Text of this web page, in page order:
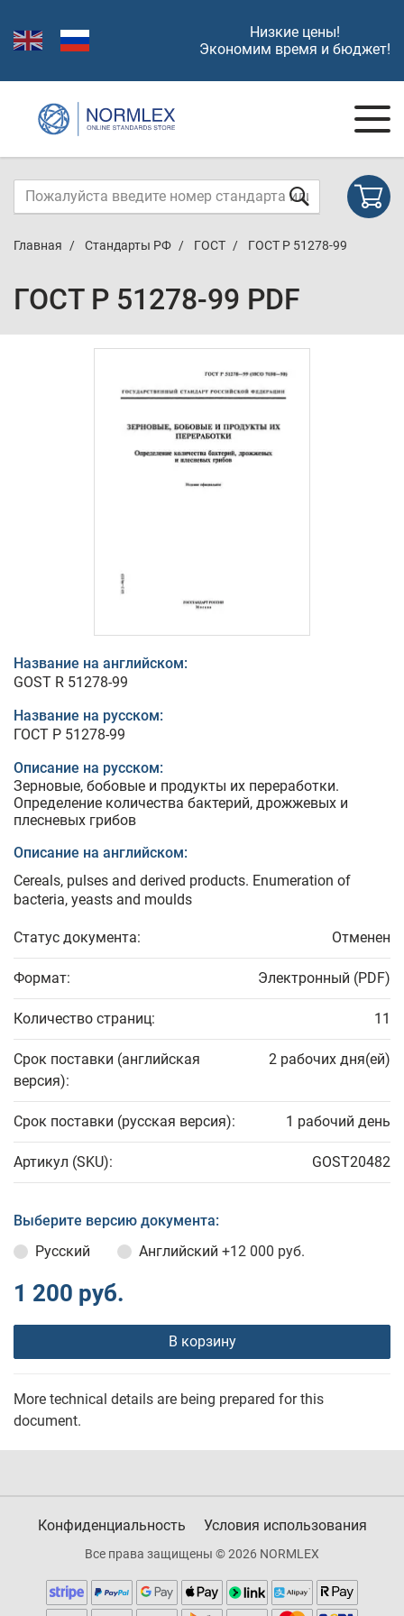
Низкие цены!
Экономим время и бюджет!
Главная Стандарты РФ ГОСТ ГОСТ Р 51278-99
ГОСТ Р 51278-99 PDF
Название на английском:
GOST R 51278-99
Название на русском:
ГОСТ Р 51278-99
Описание на русском:
Зерновые, бобовые и продукты их переработки.
Определение количества бактерий, дрожжевых и
плесневых грибов
Описание на английском:
Cereals, pulses and derived products. Enumeration of
bacteria, yeasts and moulds
Статус документа: Отменен
Формат: Электронный (PDF)
Количество страниц: 11
Срок поставки (английская
версия):
2 рабочих дня(ей)
Срок поставки (русская версия): 1 рабочий день
Артикул (SKU): GOST20482
Выберите версию документа:
Русский
Английский +12 000 руб.
1 200 руб.
В корзину
More technical details are being prepared for this
document.
Конфиденциальность Условия использования
Все права защищены © 2026 NORMLEX